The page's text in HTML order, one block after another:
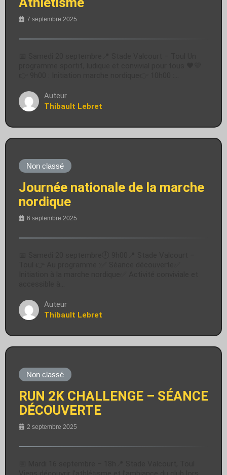
7 septembre 2025
Auteur
Thibault Lebret
Non classé
Journée nationale de la marche
nordique
6 septembre 2025
Auteur
Thibault Lebret
Non classé
RUN 2K CHALLENGE – SÉANCE
DÉCOUVERTE
2 septembre 2025